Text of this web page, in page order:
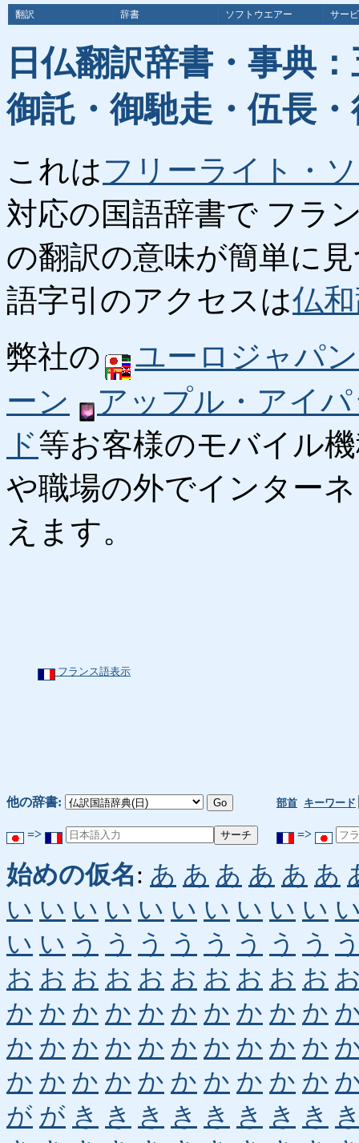
翻訳 辞書 ソフトウエアー サー
日仏翻訳辞書・事典
御託・御馳走・伍長
これはフリーライト・
対応の国語辞書で フラ
の翻訳の意味が簡単に
語字引のアクセスは仏
弊社の
ユーロジャパ
ーン
アップル・アイ
ド等お客様のモバイル
や職場の外でインター
えます。
フランス語表示
他の辞書: 部首 キーワード
=> =>
始めの仮名: あ あ あ あ あ あ
い い い い い い い い い い
い い う う う う う う う う
お お お お お お お お お お
か か か か か か か か か か
か か か か か か か か か か
か か か か か か か か か か
が が き き き き き き き き